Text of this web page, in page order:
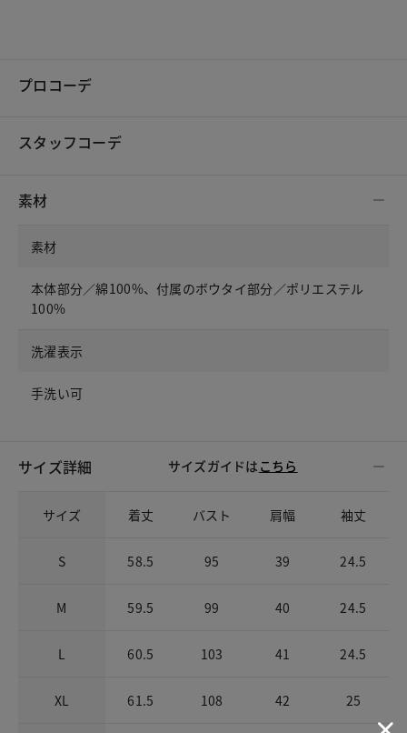
プロコーデ
スタッフコーデ
素材
素材
本体部分／綿100%、付属のボウタイ部分／ポリエステル
100%
洗濯表示
手洗い可
サイズ詳細 サイズガイドは こちら
サイズ 着丈 バスト 肩幅 袖丈
S 58.5 95 39 24.5
M 59.5 99 40 24.5
L 60.5 103 41 24.5
XL 61.5 108 42 25